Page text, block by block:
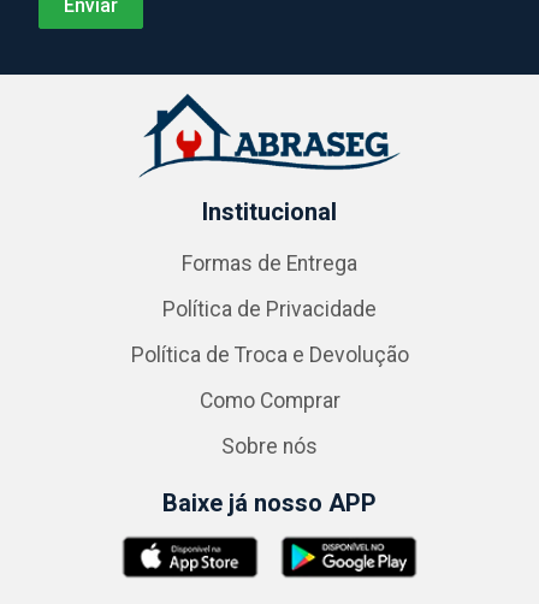
Institucional
Formas de Entrega
Política de Privacidade
Política de Troca e Devolução
Como Comprar
Sobre nós
Baixe já nosso APP